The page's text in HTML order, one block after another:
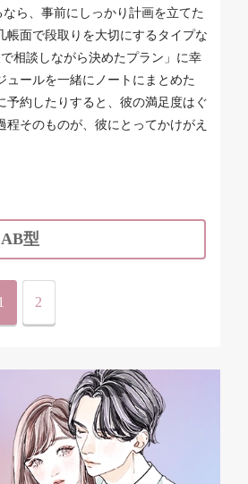
ら、事前にしっかり計画を立てた
帳面で段取りを大切にするタイプな
相談しながら決めたプラン」に幸
ュールを一緒にノートにまとめた
予約したりすると、彼の満足度はぐ
程そのものが、彼にとってかけがえ
AB型
2